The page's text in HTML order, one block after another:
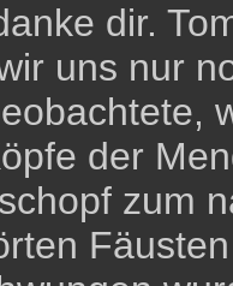
dir.
uns nur
der
zum